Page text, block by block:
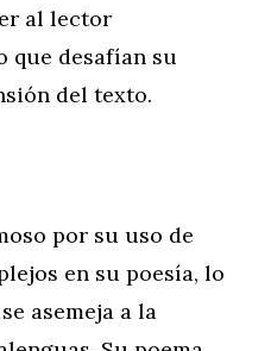
al lector
que desafían su
del texto.
por su uso de
en su poesía, lo
asemeja a la